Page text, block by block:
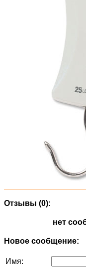
Отзывы (0):
нет
Новое сообщение:
Имя: